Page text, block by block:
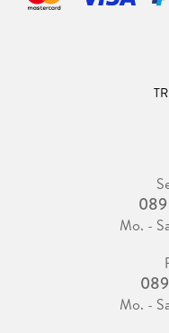
Mo. -
Mo. -